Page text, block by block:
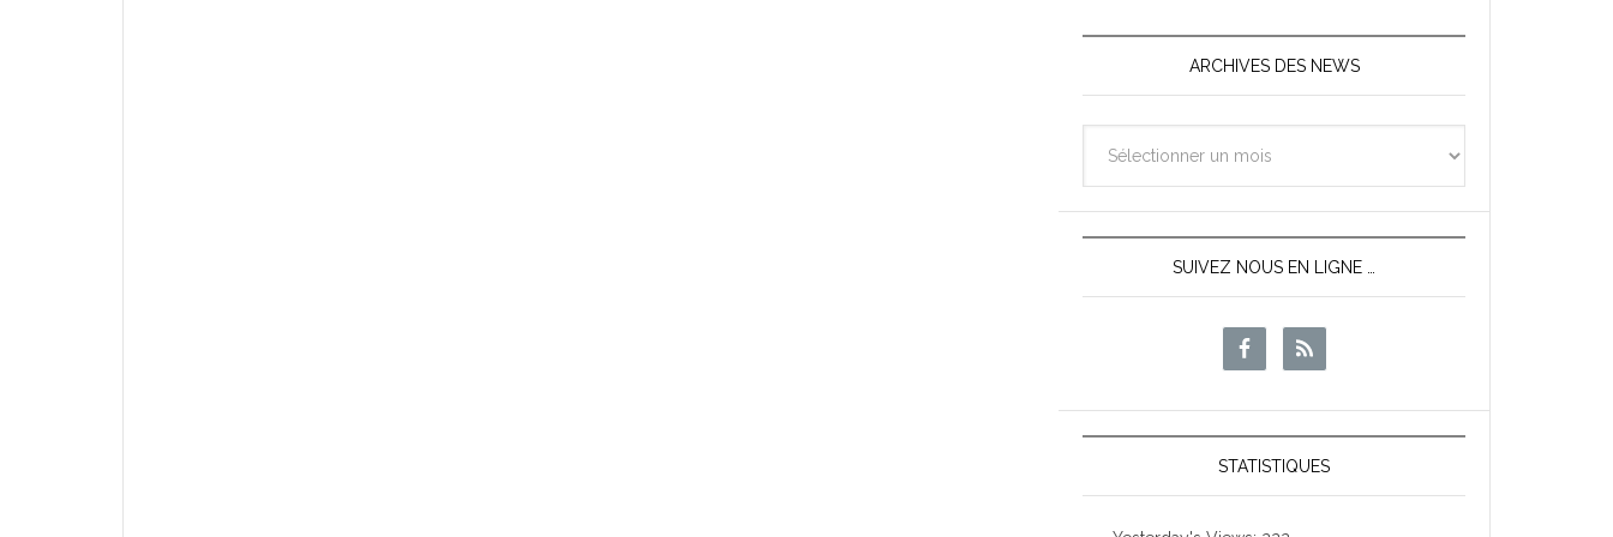
ARCHIVES DES NEWS
des
News
SUIVEZ NOUS EN LIGNE …
STATISTIQUES